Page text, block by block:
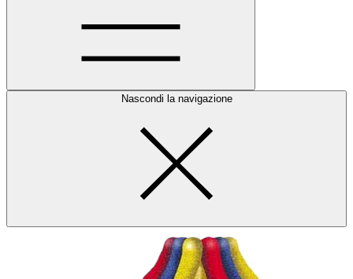
Nascondi la navigazione